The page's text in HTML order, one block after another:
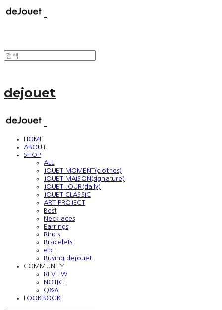
dejouet
HOME
ABOUT
SHOP
ALL
JOUET MOMENT(clothes)
JOUET MAISON(signature)
JOUET JOUR(daily)
JOUET CLASSIC
ART PROJECT
Best
Necklaces
Earrings
Rings
Bracelets
etc.
Buying dejouet
COMMUNITY
REVIEW
NOTICE
Q&A
LOOKBOOK